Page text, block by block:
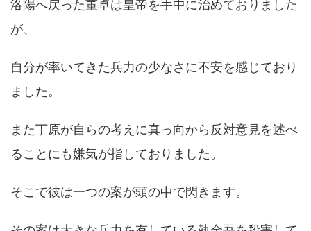
洛陽へ戻った董卓は皇帝を手中に治めておりました
が、
自分が率いてきた兵力の少なさに不安を感じており
ました。
また丁原が自らの考えに真っ向から反対意見を述べ
ることにも嫌気が指しておりました。
そこで彼は一つの案が頭の中で閃きます。